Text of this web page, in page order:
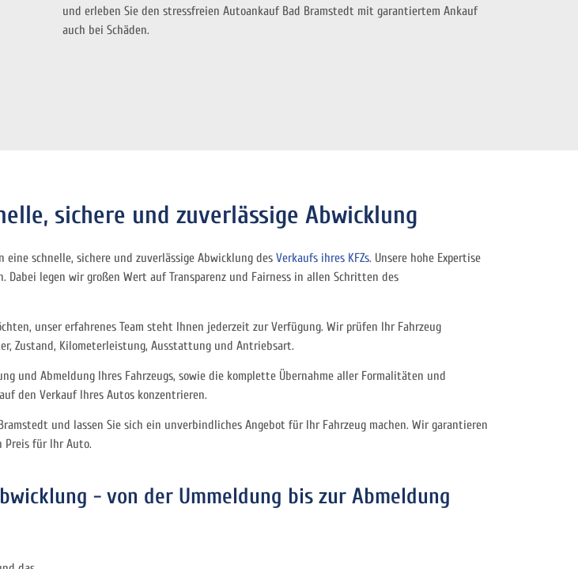
und erleben Sie den stressfreien Autoankauf Bad Bramstedt mit garantiertem Ankauf
auch bei Schäden.
sichere und zuverlässige Abwicklung
eine schnelle, sichere und zuverlässige Abwicklung des Verkaufs ihres KFZs. Unsere hohe Expertise
legen wir großen Wert auf Transparenz und Fairness in allen Schritten des
unser erfahrenes Team steht Ihnen jederzeit zur Verfügung. Wir prüfen Ihr Fahrzeug
Zustand, Kilometerleistung, Ausstattung und Antriebsart.
und Abmeldung Ihres Fahrzeugs, sowie die komplette Übernahme aller Formalitäten und
den Verkauf Ihres Autos konzentrieren.
und lassen Sie sich ein unverbindliches Angebot für Ihr Fahrzeug machen. Wir garantieren
Preis für Ihr Auto.
- von der Ummeldung bis zur Abmeldung